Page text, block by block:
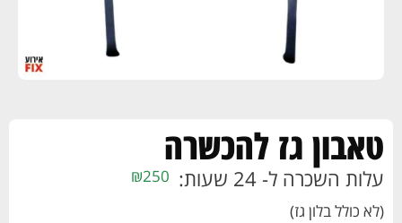
טאבון גז להכשרה
עלות השכרה ל- 24 שעות: ₪250
(לא כולל בלון גז)